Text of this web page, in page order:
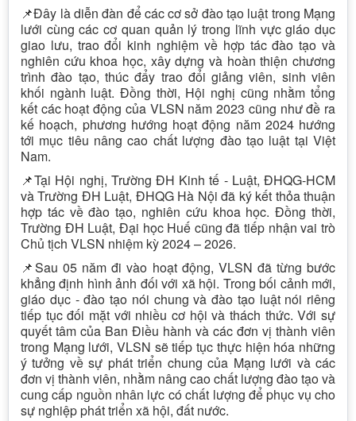
📌Đây là diễn đàn để các cơ sở đào tạo luật trong Mạng
lưới cùng các cơ quan quản lý trong lĩnh vực giáo dục
giao lưu, trao đổi kinh nghiệm về hợp tác đào tạo và
nghiên cứu khoa học, xây dựng và hoàn thiện chương
trình đào tạo, thúc đẩy trao đổi giảng viên, sinh viên
khối ngành luật. Đồng thời, Hội nghị cũng nhằm tổng
kết các hoạt động của VLSN năm 2023 cũng như đề ra
kế hoạch, phương hướng hoạt động năm 2024 hướng
tới mục tiêu nâng cao chất lượng đào tạo luật tại Việt
Nam.
📌Tại Hội nghị, Trường ĐH Kinh tế - Luật, ĐHQG-HCM
và Trường ĐH Luật, ĐHQG Hà Nội đã ký kết thỏa thuận
hợp tác về đào tạo, nghiên cứu khoa học. Đồng thời,
Trường ĐH Luật, Đại học Huế cũng đã tiếp nhận vai trò
Chủ tịch VLSN nhiệm kỳ 2024 – 2026.
📌Sau 05 năm đi vào hoạt động, VLSN đã từng bước
khẳng định hình ảnh đối với xã hội. Trong bối cảnh mới,
giáo dục - đào tạo nói chung và đào tạo luật nói riêng
tiếp tục đối mặt với nhiều cơ hội và thách thức. Với sự
quyết tâm của Ban Điều hành và các đơn vị thành viên
trong Mạng lưới, VLSN sẽ tiếp tục thực hiện hóa những
ý tưởng về sự phát triển chung của Mạng lưới và các
đơn vị thành viên, nhằm nâng cao chất lượng đào tạo và
cung cấp nguồn nhân lực có chất lượng để phục vụ cho
sự nghiệp phát triển xã hội, đất nước.